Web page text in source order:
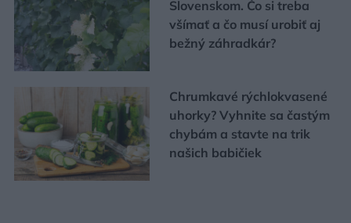
Slovenskom. Čo si treba
všímať a čo musí urobiť aj
bežný záhradkár?
Chrumkavé rýchlokvasené
uhorky? Vyhnite sa častým
chybám a stavte na trik
našich babičiek